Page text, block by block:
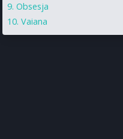
Obsesja
Vaiana